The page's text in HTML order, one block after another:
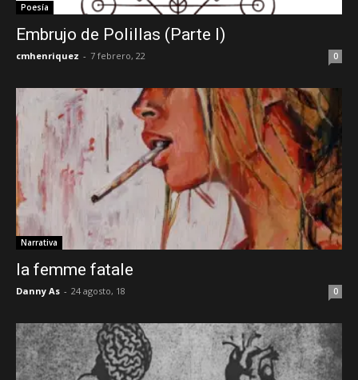
Poesía
Embrujo de Polillas (Parte I)
cmhenriquez - 7 febrero, 22 0
Narrativa
la femme fatale
Danny As - 24 agosto, 18 0